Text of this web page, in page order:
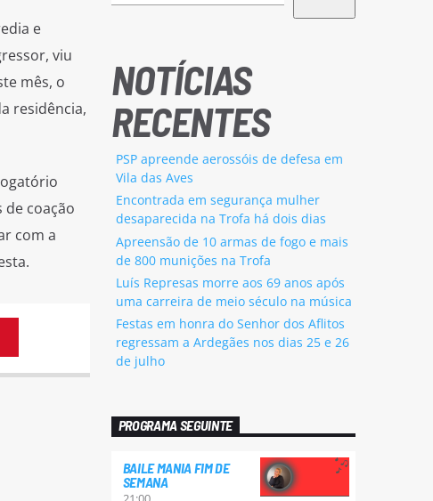
e
viu
mês, o
residência,
coação
com a
NOTÍCIAS
RECENTES
PSP apreende aerossóis de defesa em
Vila das Aves
Encontrada em segurança mulher
desaparecida na Trofa há dois dias
Apreensão de 10 armas de fogo e mais
de 800 munições na Trofa
Luís Represas morre aos 69 anos após
uma carreira de meio século na música
Festas em honra do Senhor dos Aflitos
regressam a Ardegães nos dias 25 e 26
de julho
PROGRAMA SEGUINTE
BAILE MANIA FIM DE
SEMANA